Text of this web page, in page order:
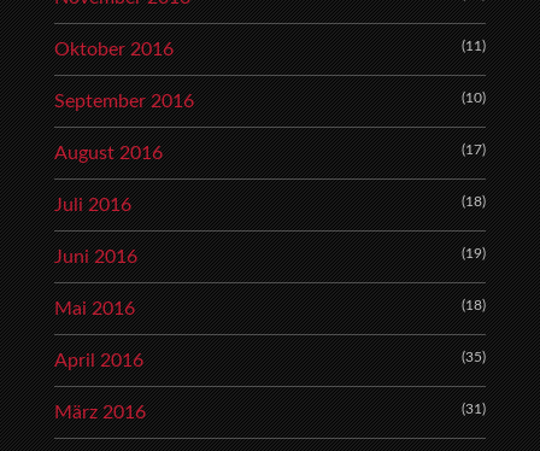
Oktober 2016 (11)
September 2016 (10)
August 2016 (17)
Juli 2016 (18)
Juni 2016 (19)
Mai 2016 (18)
April 2016 (35)
März 2016 (31)